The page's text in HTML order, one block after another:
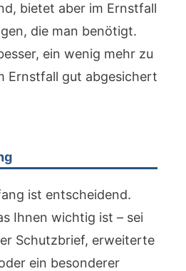
bietet aber im Ernstfall
die man benötigt.
ein wenig mehr zu
Ernstfall gut abgesichert
ist entscheidend.
Ihnen wichtig ist – sei
Schutzbrief, erweiterte
ein besonderer